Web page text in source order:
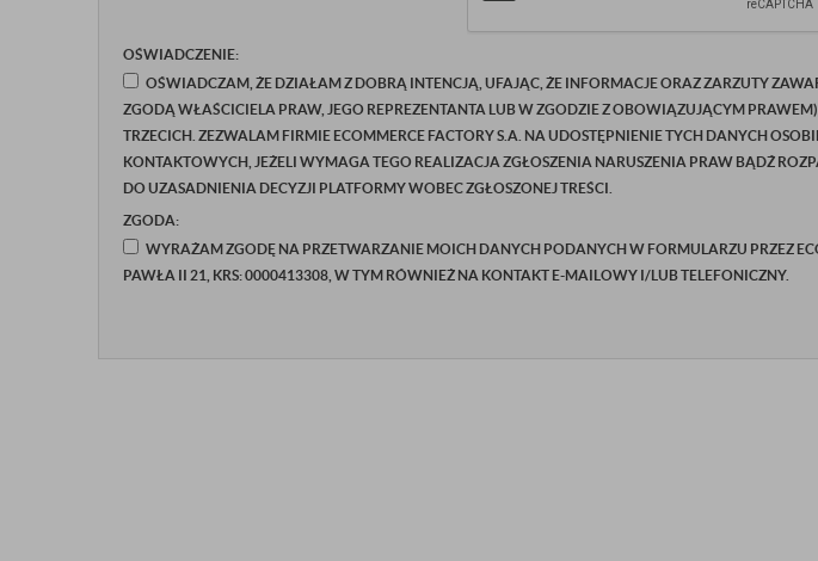
OŚWIADCZENIE:
OŚWIADCZAM, ŻE DZIAŁAM Z DOBRĄ INTENCJĄ, UFAJĄC, ŻE INFORMACJE ORAZ ZARZUTY
ZGODĄ WŁAŚCICIELA PRAW, JEGO REPREZENTANTA LUB W ZGODZIE Z OBOWIĄZUJĄCYM
TRZECICH. ZEZWALAM FIRMIE ECOMMERCE FACTORY S.A. NA UDOSTĘPNIENIE TYCH DANYCH
KONTAKTOWYCH, JEŻELI WYMAGA TEGO REALIZACJA ZGŁOSZENIA NARUSZENIA PRAW BĄDŹ
DO UZASADNIENIA DECYZJI PLATFORMY WOBEC ZGŁOSZONEJ TREŚCI.
ZGODA:
WYRAŻAM ZGODĘ NA PRZETWARZANIE MOICH DANYCH PODANYCH W FORMULARZU PRZEZ
PAWŁA II 21, KRS: 0000413308, W TYM RÓWNIEŻ NA KONTAKT E-MAILOWY I/LUB TELEFONICZNY.